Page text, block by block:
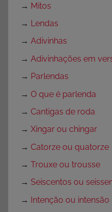
→ Mitos
→ Lendas
→ Adivinhas
→ Adivinhações em
→ Parlendas
→ O que é parlenda
→ Cantigas de roda
→ Xingar ou chingar
→ Catorze ou quatorze
→ Trouxe ou trousse
→ Seiscentos ou
→ Intenção ou intensão